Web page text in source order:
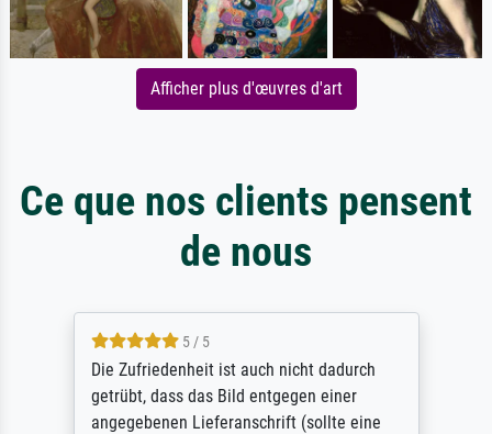
Afficher plus d'œuvres d'art
Ce que nos clients pensent
de nous
5 / 5
Die Zufriedenheit ist auch nicht dadurch
getrübt, dass das Bild entgegen einer
angegebenen Lieferanschrift (sollte eine